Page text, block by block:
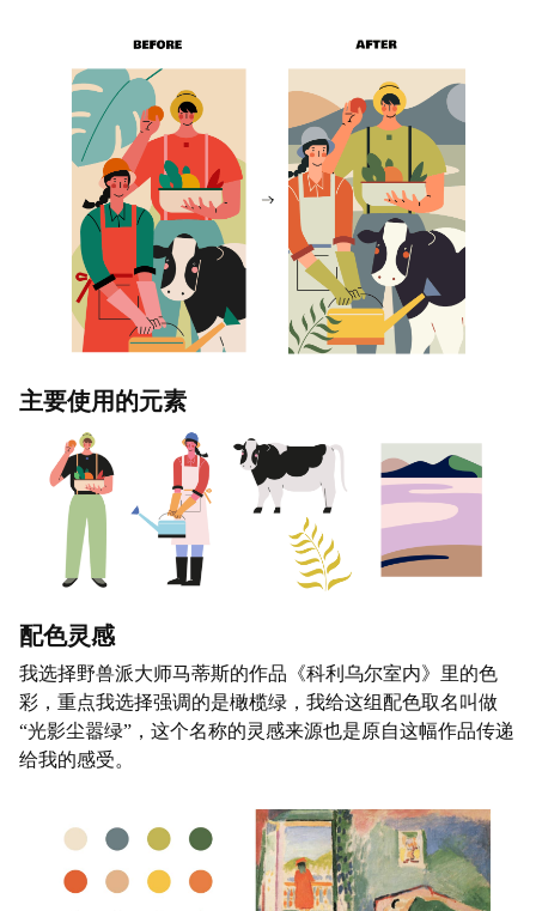
主要使用的元素
配色灵感
我选择野兽派大师马蒂斯的作品《科利乌尔室内》里的色
彩，重点我选择强调的是橄榄绿，我给这组配色取名叫做
“光影尘嚣绿”，这个名称的灵感来源也是原自这幅作品传递
给我的感受。